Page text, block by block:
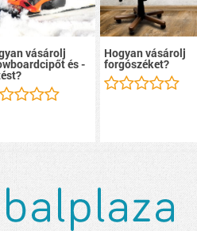
vásárolj
és -
Hogyan vásárolj
forgószéket?